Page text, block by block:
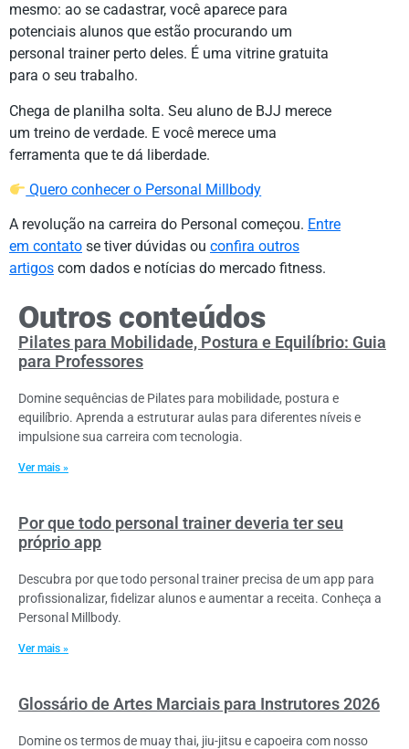
mesmo: ao se cadastrar, você aparece para
potenciais alunos que estão procurando um
personal trainer perto deles. É uma vitrine gratuita
para o seu trabalho.
Chega de planilha solta. Seu aluno de BJJ merece
um treino de verdade. E você merece uma
ferramenta que te dá liberdade.
Quero conhecer o Personal Millbody
A revolução na carreira do Personal começou. Entre
em contato se tiver dúvidas ou confira outros
artigos com dados e notícias do mercado fitness.
Outros conteúdos
Pilates para Mobilidade, Postura e Equilíbrio: Guia
para Professores
Domine sequências de Pilates para mobilidade, postura e
equilíbrio. Aprenda a estruturar aulas para diferentes níveis e
impulsione sua carreira com tecnologia.
Ver mais »
Por que todo personal trainer deveria ter seu
próprio app
Descubra por que todo personal trainer precisa de um app para
profissionalizar, fidelizar alunos e aumentar a receita. Conheça a
Personal Millbody.
Ver mais »
Glossário de Artes Marciais para Instrutores 2026
Domine os termos de muay thai, jiu-jitsu e capoeira com nosso